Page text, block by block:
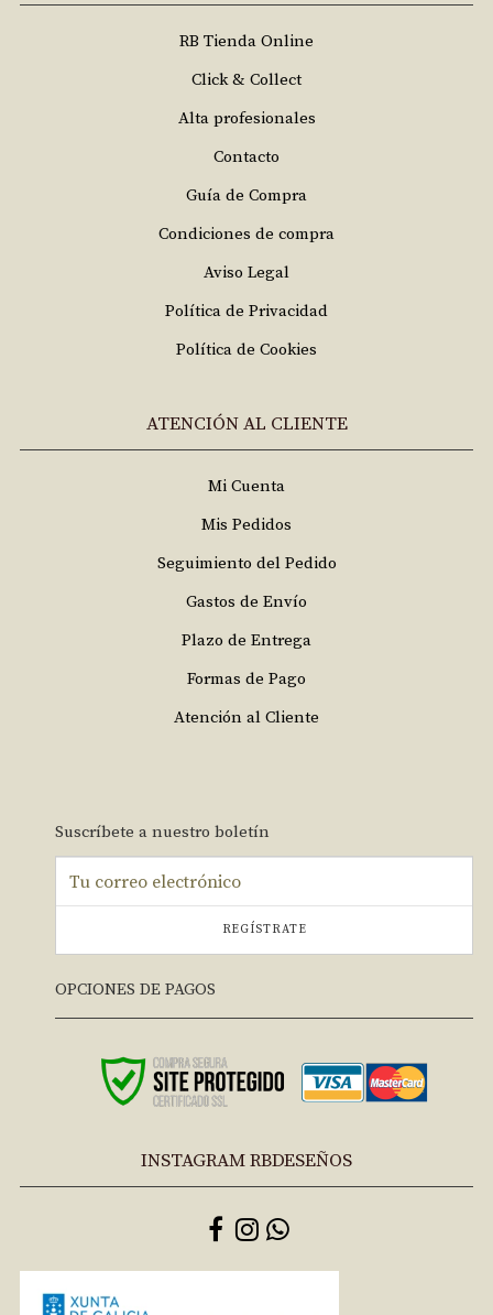
RB Tienda Online
Click & Collect
Alta profesionales
Contacto
Guía de Compra
Condiciones de compra
Aviso Legal
Política de Privacidad
Política de Cookies
ATENCIÓN AL CLIENTE
Mi Cuenta
Mis Pedidos
Seguimiento del Pedido
Gastos de Envío
Plazo de Entrega
Formas de Pago
Atención al Cliente
Suscríbete a nuestro boletín
REGÍSTRATE
OPCIONES DE PAGOS
INSTAGRAM RBDESEÑOS